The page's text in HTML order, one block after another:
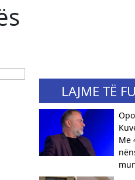
LAJME TË
Me